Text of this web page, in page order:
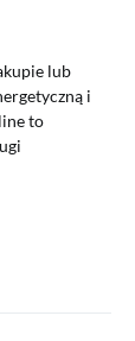
lub
i
to